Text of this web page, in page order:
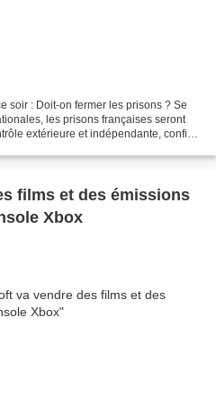
soir : Doit-on fermer les prisons ? Se
les prisons françaises seront
extérieure et indépendante, confiée
films et des émissions
Xbox